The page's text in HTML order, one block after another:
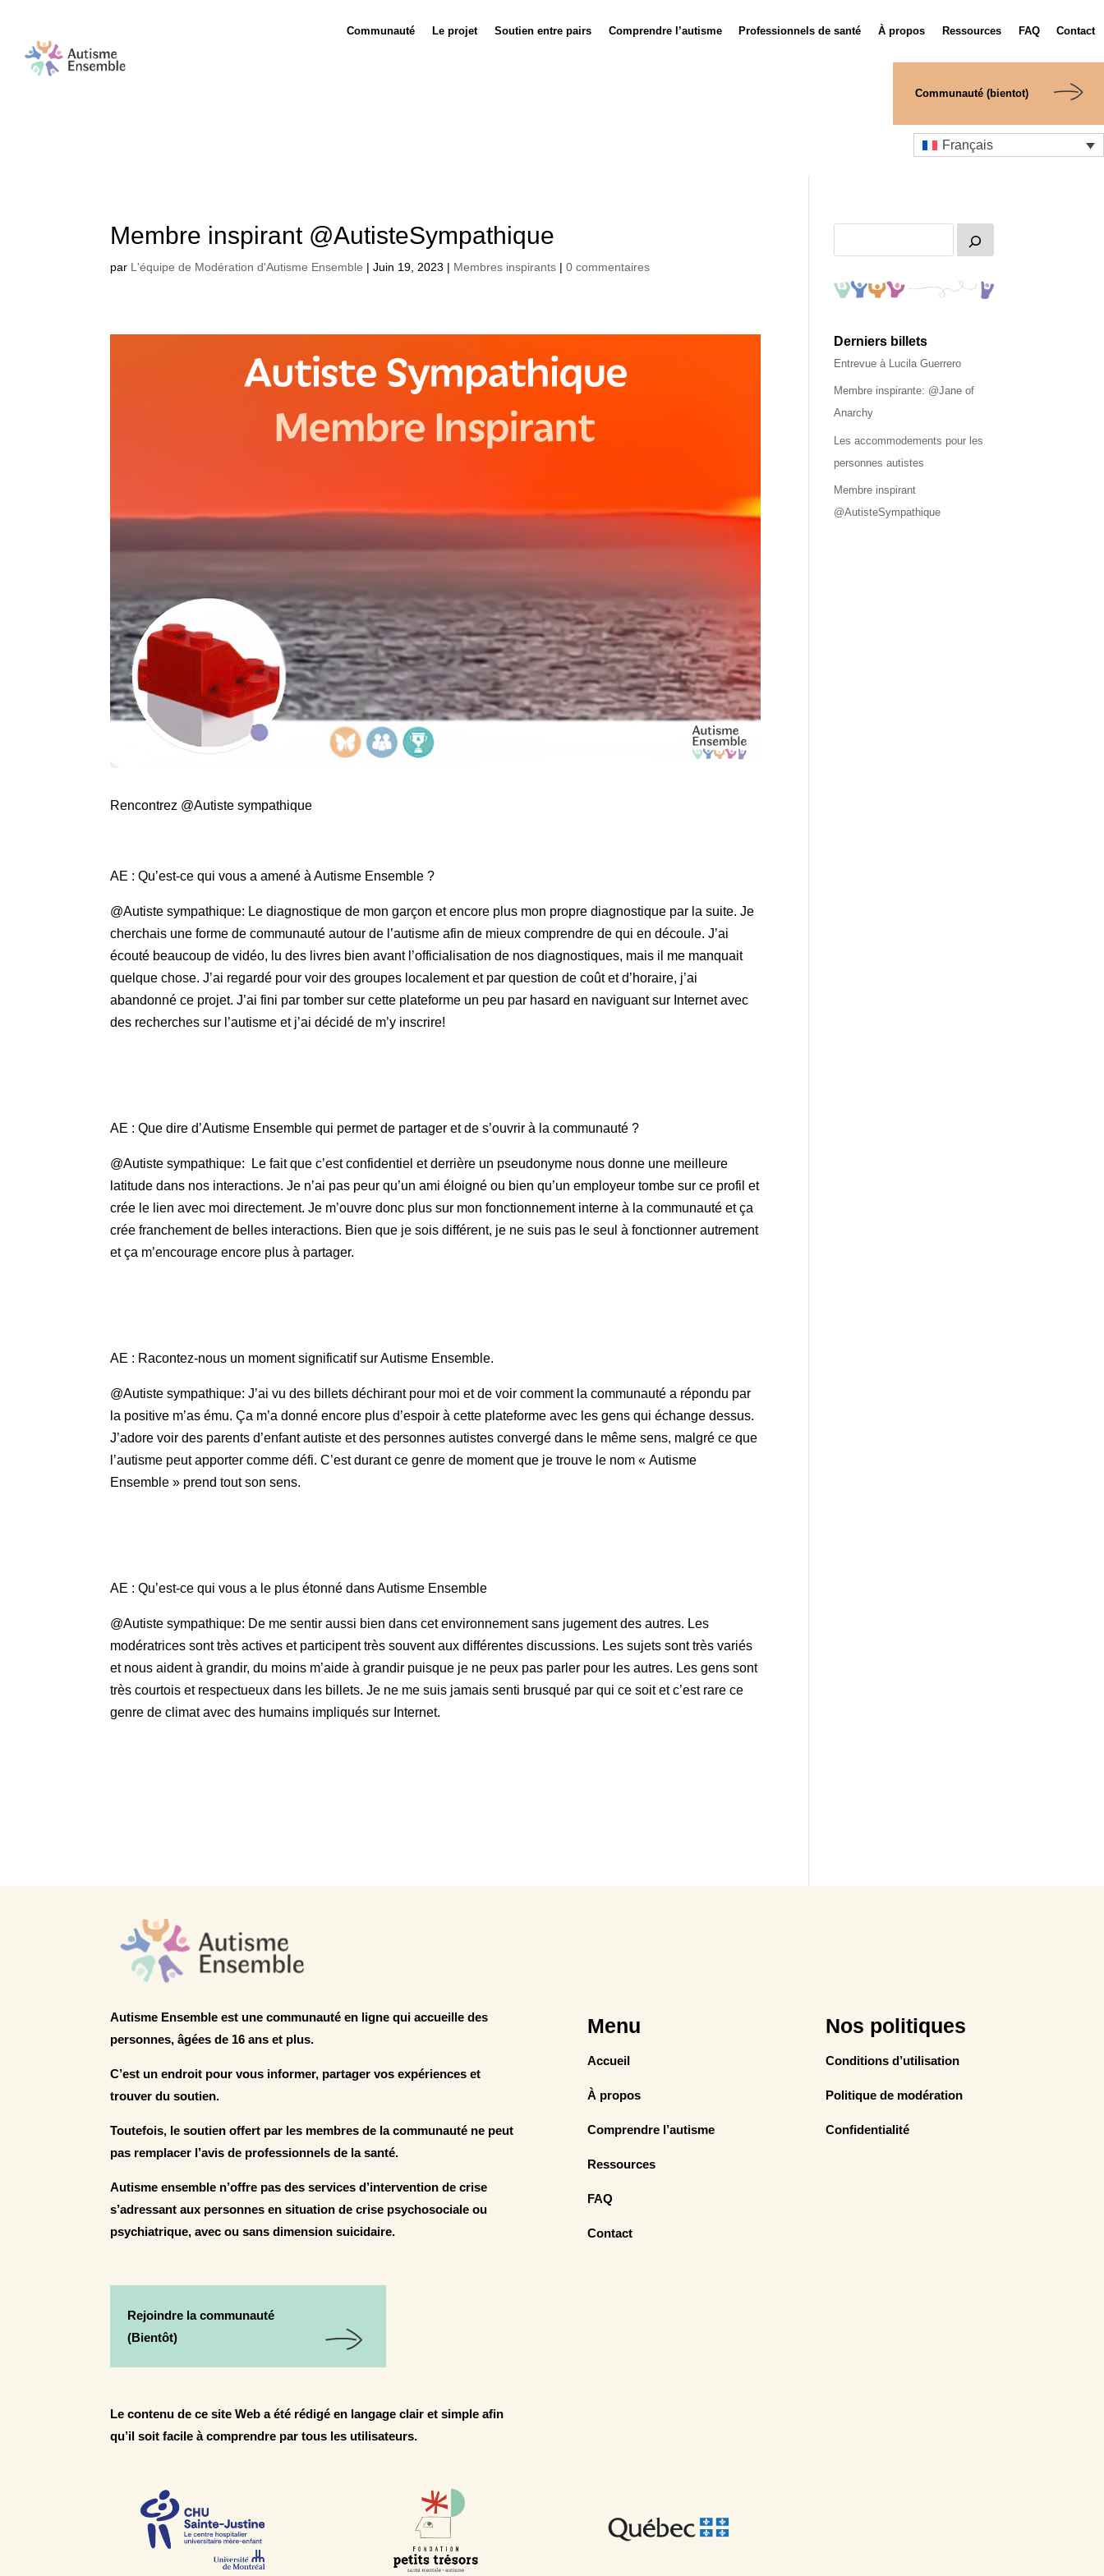
Communauté Le projet Soutien entre pairs Comprendre l’autisme Professionnels de santé À propos Ressources FAQ Contact
Communauté (bientot)
Français
Membre inspirant @AutisteSympathique
par L'équipe de Modération d'Autisme Ensemble |Juin 19, 2023 | Membres inspirants |0 commentaires
Rencontrez @Autiste sympathique
AE : Qu’est-ce qui vous a amené à Autisme Ensemble ?
@Autiste sympathique: Le diagnostique de mon garçon et encore plus mon propre diagnostique par la suite. Je
cherchais une forme de communauté autour de l’autisme afin de mieux comprendre de qui en découle. J’ai
écouté beaucoup de vidéo, lu des livres bien avant l’officialisation de nos diagnostiques, mais il me manquait
quelque chose. J’ai regardé pour voir des groupes localement et par question de coût et d’horaire, j’ai
abandonné ce projet. J’ai fini par tomber sur cette plateforme un peu par hasard en naviguant sur Internet avec
des recherches sur l’autisme et j’ai décidé de m’y inscrire!
AE : Que dire d’Autisme Ensemble qui permet de partager et de s’ouvrir à la communauté ?
@Autiste sympathique: Le fait que c’est confidentiel et derrière un pseudonyme nous donne une meilleure
latitude dans nos interactions. Je n’ai pas peur qu’un ami éloigné ou bien qu’un employeur tombe sur ce profil et
crée le lien avec moi directement. Je m’ouvre donc plus sur mon fonctionnement interne à la communauté et ça
crée franchement de belles interactions. Bien que je sois différent, je ne suis pas le seul à fonctionner autrement
et ça m’encourage encore plus à partager.
AE : Racontez-nous un moment significatif sur Autisme Ensemble.
@Autiste sympathique: J’ai vu des billets déchirant pour moi et de voir comment la communauté a répondu par
la positive m’as ému. Ça m’a donné encore plus d’espoir à cette plateforme avec les gens qui échange dessus.
J’adore voir des parents d’enfant autiste et des personnes autistes convergé dans le même sens, malgré ce que
l’autisme peut apporter comme défi. C’est durant ce genre de moment que je trouve le nom « Autisme
Ensemble » prend tout son sens.
AE : Qu’est-ce qui vous a le plus étonné dans Autisme Ensemble
@Autiste sympathique: De me sentir aussi bien dans cet environnement sans jugement des autres. Les
modératrices sont très actives et participent très souvent aux différentes discussions. Les sujets sont très variés
et nous aident à grandir, du moins m’aide à grandir puisque je ne peux pas parler pour les autres. Les gens sont
très courtois et respectueux dans les billets. Je ne me suis jamais senti brusqué par qui ce soit et c’est rare ce
genre de climat avec des humains impliqués sur Internet.
Derniers billets
Entrevue à Lucila Guerrero
Membre inspirante: @Jane of
Anarchy
Les accommodements pour les
personnes autistes
Membre inspirant
@AutisteSympathique
Autisme Ensemble est une communauté en ligne qui accueille des
personnes, âgées de 16 ans et plus.
C’est un endroit pour vous informer, partager vos expériences et
trouver du soutien.
Toutefois, le soutien offert par les membres de la communauté ne peut
pas remplacer l’avis de professionnels de la santé.
Autisme ensemble n’offre pas des services d’intervention de crise
s’adressant aux personnes en situation de crise psychosociale ou
psychiatrique, avec ou sans dimension suicidaire.
Menu
Accueil
À propos
Comprendre l’autisme
Ressources
FAQ
Contact
Nos politiques
Conditions d’utilisation
Politique de modération
Confidentialité
Rejoindre la communauté
(Bientôt)
Le contenu de ce site Web a été rédigé en langage clair et simple afin
qu’il soit facile à comprendre par tous les utilisateurs.